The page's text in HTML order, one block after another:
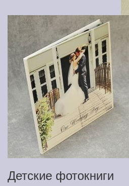
Детские фотокниги